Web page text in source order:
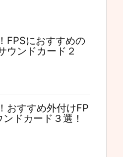
FPSにおすすめの
ウンドカード２
おすすめ外付けFP
ンドカード３選！